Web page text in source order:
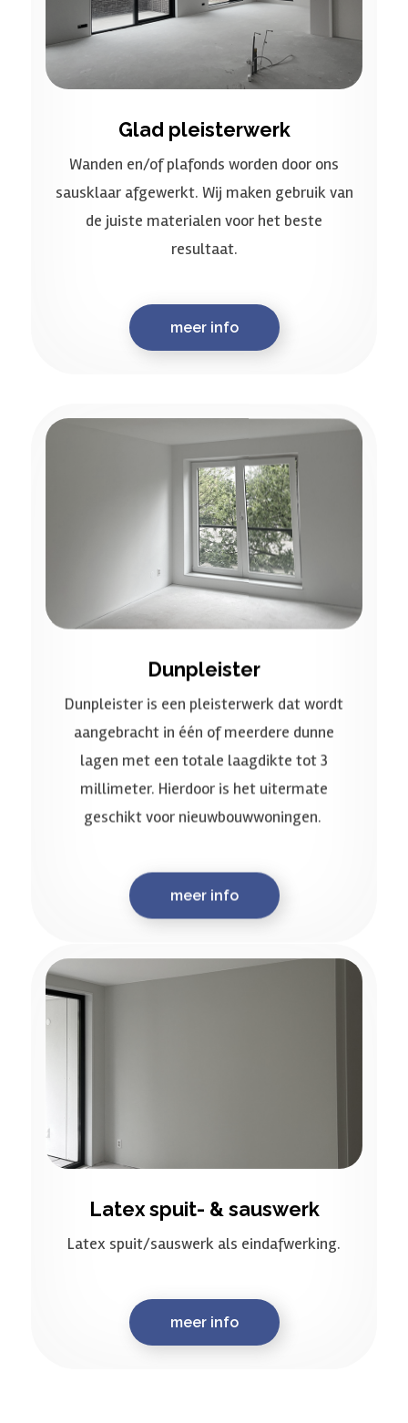
Glad pleisterwerk
Wanden en/of plafonds worden door ons
sausklaar afgewerkt. Wij maken gebruik van
de juiste materialen voor het beste
resultaat.
meer info
Dunpleister
Dunpleister is een pleisterwerk dat wordt
aangebracht in één of meerdere dunne
lagen met een totale laagdikte tot 3
millimeter. Hierdoor is het uitermate
geschikt voor nieuwbouwwoningen.
meer info
Latex spuit- & sauswerk
Latex spuit/sauswerk als eindafwerking.
meer info